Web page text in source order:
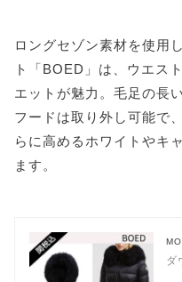
ロングセゾン素材を使用
ト「BOED」は、ウエス
エットが魅力。毛足の長
フードは取り外し可能で
らに高めるホワイトやキ
ます。
ダ